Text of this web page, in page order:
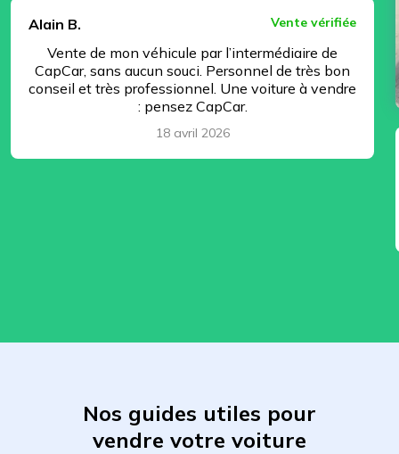
Alain B. Vente vérifiée
Vente de mon véhicule par l’intermédiaire de
CapCar, sans aucun souci. Personnel de très bon
conseil et très professionnel. Une voiture à vendre
: pensez CapCar.
18 avril 2026
Nos guides utiles pour
vendre votre voiture